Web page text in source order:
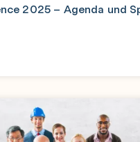
2025 – Agenda und